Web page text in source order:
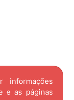
informações
e as páginas